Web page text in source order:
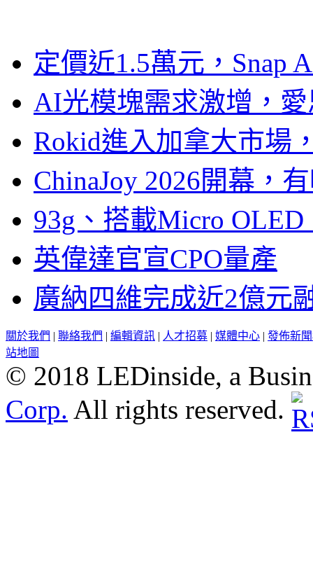
定價近1.5萬元，Snap
AI光模塊需求激增，
Rokid進入加拿大市場
ChinaJoy 2026開幕，
93g、搭載Micro
英偉達官宣CPO量產
廣納四維完成近2億元
關於我們 | 聯絡我們 | 編輯資訊 | 人才招募 | 媒體中心 | 發佈新
站地圖
© 2018 LEDinside, a
Corp. All rights reserved.